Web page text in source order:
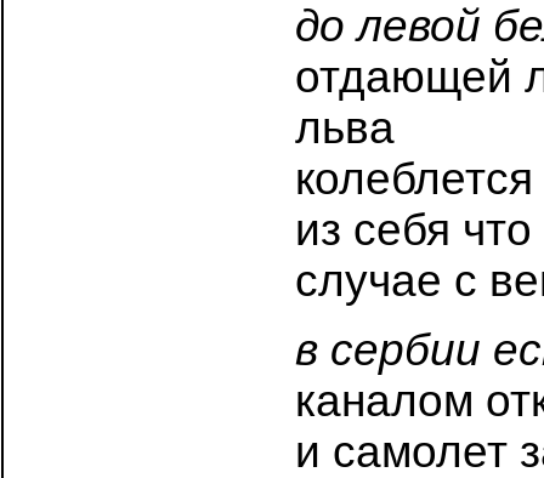
до левой
отдающей
льва
из себя
случае с
в сербии
каналом
и самолет